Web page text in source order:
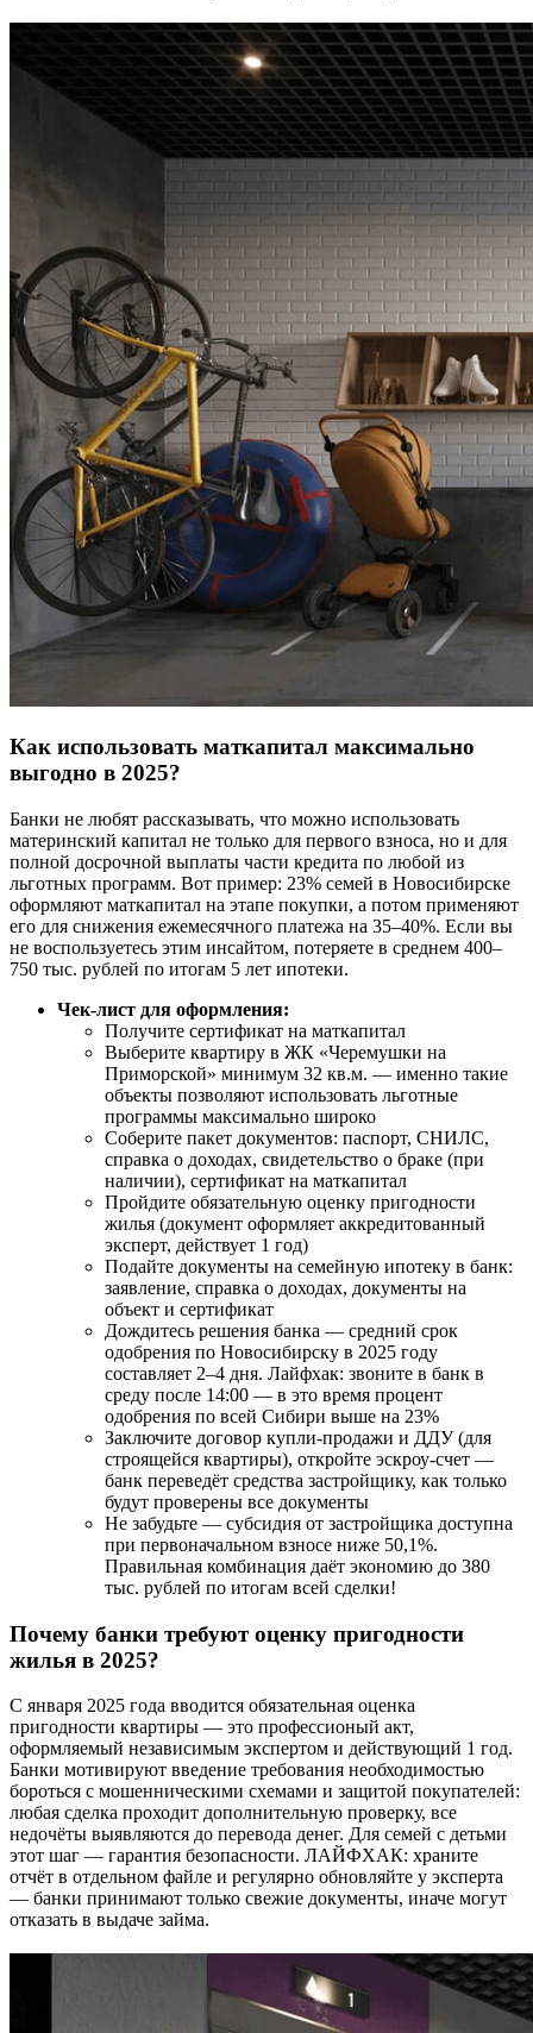
Как использовать маткапитал максимально
выгодно в 2025?
Банки не любят рассказывать, что можно использовать
материнский капитал не только для первого взноса, но и для
полной досрочной выплаты части кредита по любой из
льготных программ. Вот пример: 23% семей в Новосибирске
оформляют маткапитал на этапе покупки, а потом применяют
его для снижения ежемесячного платежа на 35–40%. Если вы
не воспользуетесь этим инсайтом, потеряете в среднем 400–
750 тыс. рублей по итогам 5 лет ипотеки.
Чек-лист для оформления:
Получите сертификат на маткапитал
Выберите квартиру в ЖК «Черемушки на
Приморской» минимум 32 кв.м. — именно такие
объекты позволяют использовать льготные
программы максимально широко
Соберите пакет документов: паспорт, СНИЛС,
справка о доходах, свидетельство о браке (при
наличии), сертификат на маткапитал
Пройдите обязательную оценку пригодности
жилья (документ оформляет аккредитованный
эксперт, действует 1 год)
Подайте документы на семейную ипотеку в банк:
заявление, справка о доходах, документы на
объект и сертификат
Дождитесь решения банка — средний срок
одобрения по Новосибирску в 2025 году
составляет 2–4 дня. Лайфхак: звоните в банк в
среду после 14:00 — в это время процент
одобрения по всей Сибири выше на 23%
Заключите договор купли-продажи и ДДУ (для
строящейся квартиры), откройте эскроу-счет —
банк переведёт средства застройщику, как только
будут проверены все документы
Не забудьте — субсидия от застройщика доступна
при первоначальном взносе ниже 50,1%.
Правильная комбинация даёт экономию до 380
тыс. рублей по итогам всей сделки!
Почему банки требуют оценку пригодности
жилья в 2025?
С января 2025 года вводится обязательная оценка
пригодности квартиры — это профессионый акт,
оформляемый независимым экспертом и действующий 1 год.
Банки мотивируют введение требования необходимостью
бороться с мошенническими схемами и защитой покупателей:
любая сделка проходит дополнительную проверку, все
недочёты выявляются до перевода денег. Для семей с детьми
этот шаг — гарантия безопасности. ЛАЙФХАК: храните
отчёт в отдельном файле и регулярно обновляйте у эксперта
— банки принимают только свежие документы, иначе могут
отказать в выдаче займа.